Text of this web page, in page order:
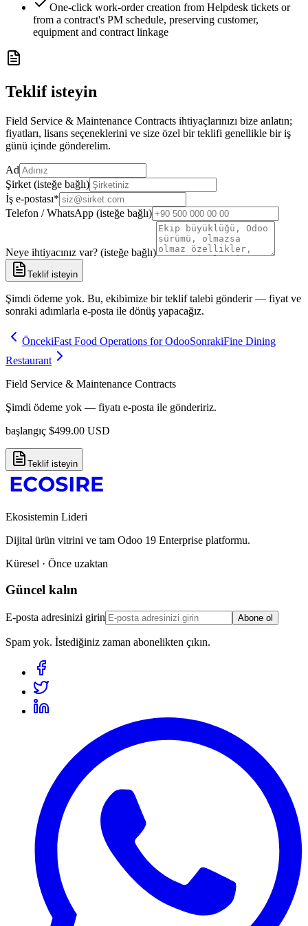
One-click work-order creation from Helpdesk tickets or
from a contract's PM schedule, preserving customer,
equipment and contract linkage
Teklif isteyin
Field Service & Maintenance Contracts ihtiyaçlarınızı bize anlatın;
fiyatları, lisans seçeneklerini ve size özel bir teklifi genellikle bir iş
günü içinde gönderelim.
Ad
Şirket (isteğe bağlı)
İş e-postası*
Telefon / WhatsApp (isteğe bağlı)
Neye ihtiyacınız var? (isteğe bağlı)
Teklif isteyin
Şimdi ödeme yok. Bu, ekibimize bir teklif talebi gönderir — fiyat ve
sonraki adımlarla e-posta ile dönüş yapacağız.
ÖncekiFast Food Operations for OdooSonrakiFine Dining
Restaurant
Field Service & Maintenance Contracts
Şimdi ödeme yok — fiyatı e-posta ile göndeririz.
başlangıç $499.00 USD
Teklif isteyin
Ekosistemin Lideri
Dijital ürün vitrini ve tam Odoo 19 Enterprise platformu.
Küresel · Önce uzaktan
Güncel kalın
E-posta adresinizi girin Abone ol
Spam yok. İstediğiniz zaman abonelikten çıkın.